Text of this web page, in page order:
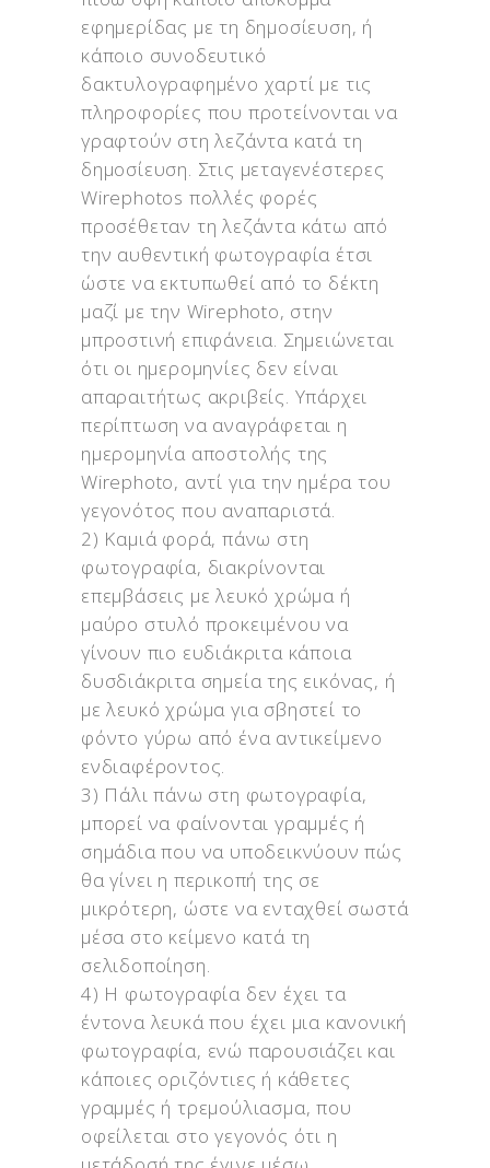
εφημερίδας με τη δημοσίευση, ή
κάποιο συνοδευτικό
δακτυλογραφημένο χαρτί με τις
πληροφορίες που προτείνονται να
γραφτούν στη λεζάντα κατά τη
δημοσίευση. Στις μεταγενέστερες
Wirephotos πολλές φορές
προσέθεταν τη λεζάντα κάτω από
την αυθεντική φωτογραφία έτσι
ώστε να εκτυπωθεί από το δέκτη
μαζί με την Wirephoto, στην
μπροστινή επιφάνεια. Σημειώνεται
ότι οι ημερομηνίες δεν είναι
απαραιτήτως ακριβείς. Υπάρχει
περίπτωση να αναγράφεται η
ημερομηνία αποστολής της
Wirephoto, αντί για την ημέρα του
γεγονότος που αναπαριστά.
2) Καμιά φορά, πάνω στη
φωτογραφία, διακρίνονται
επεμβάσεις με λευκό χρώμα ή
μαύρο στυλό προκειμένου να
γίνουν πιο ευδιάκριτα κάποια
δυσδιάκριτα σημεία της εικόνας, ή
με λευκό χρώμα για σβηστεί το
φόντο γύρω από ένα αντικείμενο
ενδιαφέροντος.
3) Πάλι πάνω στη φωτογραφία,
μπορεί να φαίνονται γραμμές ή
σημάδια που να υποδεικνύουν πώς
θα γίνει η περικοπή της σε
μικρότερη, ώστε να ενταχθεί σωστά
μέσα στο κείμενο κατά τη
σελιδοποίηση.
4) Η φωτογραφία δεν έχει τα
έντονα λευκά που έχει μια κανονική
φωτογραφία, ενώ παρουσιάζει και
κάποιες οριζόντιες ή κάθετες
γραμμές ή τρεμούλιασμα, που
οφείλεται στο γεγονός ότι η